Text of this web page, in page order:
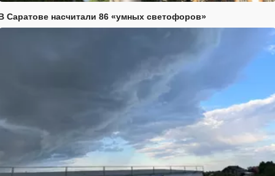
Саратове насчитали 86 «умных светофоров»